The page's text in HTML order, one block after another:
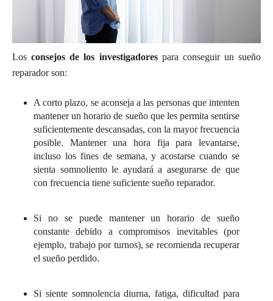
Losconsejos de los investigadorespara conseguir un sueño
reparador son:
A corto plazo, se aconseja a las personas que intenten
mantener un horario de sueño que les permita sentirse
suficientemente descansadas, con la mayor frecuencia
posible. Mantener una hora fija para levantarse,
incluso los fines de semana, y acostarse cuando se
sienta somnoliento le ayudará a asegurarse de que
con frecuencia tiene suficiente sueño reparador.
Si no se puede mantener un horario de sueño
constante debido a compromisos inevitables (por
ejemplo, trabajo por turnos), se recomienda recuperar
el sueño perdido.
Si siente somnolencia diurna, fatiga, dificultad para